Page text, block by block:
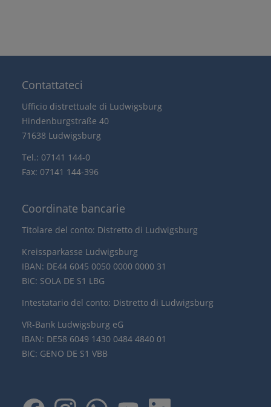
Contattateci
Ufficio distrettuale di Ludwigsburg
Hindenburgstraße 40
71638 Ludwigsburg
Tel.: 07141 144-0
Fax: 07141 144-396
Coordinate bancarie
Titolare del conto: Distretto di Ludwigsburg
Kreissparkasse Ludwigsburg
IBAN: DE44 6045 0050 0000 0000 31
BIC: SOLA DE S1 LBG
Intestatario del conto: Distretto di Ludwigsburg
VR-Bank Ludwigsburg eG
IBAN: DE58 6049 1430 0484 4840 01
BIC: GENO DE S1 VBB